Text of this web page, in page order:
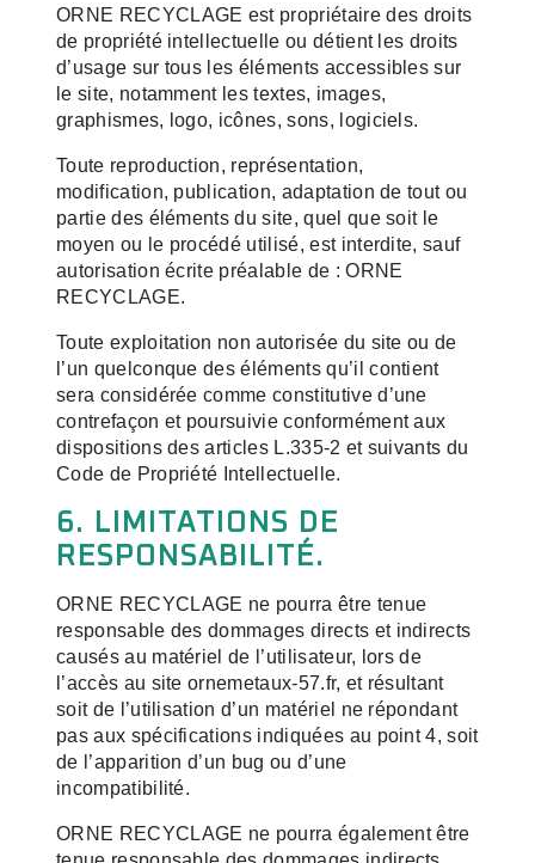
ORNE RECYCLAGE est propriétaire des droits
de propriété intellectuelle ou détient les droits
d’usage sur tous les éléments accessibles sur
le site, notamment les textes, images,
graphismes, logo, icônes, sons, logiciels.
Toute reproduction, représentation,
modification, publication, adaptation de tout ou
partie des éléments du site, quel que soit le
moyen ou le procédé utilisé, est interdite, sauf
autorisation écrite préalable de : ORNE
RECYCLAGE.
Toute exploitation non autorisée du site ou de
l’un quelconque des éléments qu’il contient
sera considérée comme constitutive d’une
contrefaçon et poursuivie conformément aux
dispositions des articles L.335-2 et suivants du
Code de Propriété Intellectuelle.
6. LIMITATIONS DE
RESPONSABILITÉ.
ORNE RECYCLAGE ne pourra être tenue
responsable des dommages directs et indirects
causés au matériel de l’utilisateur, lors de
l’accès au site ornemetaux-57.fr, et résultant
soit de l’utilisation d’un matériel ne répondant
pas aux spécifications indiquées au point 4, soit
de l’apparition d’un bug ou d’une
incompatibilité.
ORNE RECYCLAGE ne pourra également être